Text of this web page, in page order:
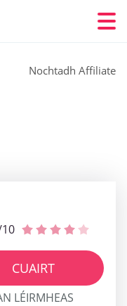
Nochtadh Affiliate
CUAIRT
LÉIRMHEAS